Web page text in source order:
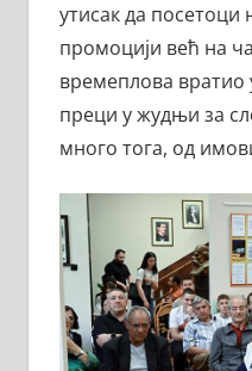
утисак да посетоци
промоцији већ на
времеплова вратио
преци у жудњи за
много тога, од